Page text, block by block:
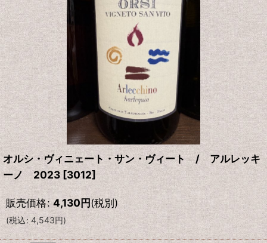
オルシ・ヴィニェート・サン・ヴィート / アルレッキ
ーノ 2023 [3012]
販売価格: 4,130円(税別)
(税込: 4,543円)